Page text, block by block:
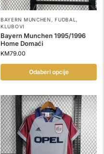
BAYERN MUNCHEN ,FUDBAL ,
KLUBOVI
Bayern Munchen 1995/1996
Home Domaći
KM79.00
Odaberi opcije